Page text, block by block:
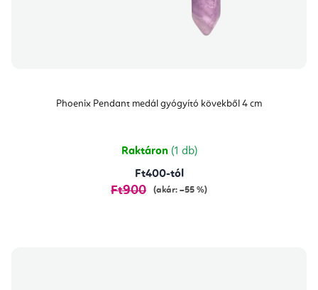
Phoenix Pendant medál gyógyító kövekből 4 cm
Raktáron (1 db)
Ft400-tól
Ft900 (akár: –55 %)